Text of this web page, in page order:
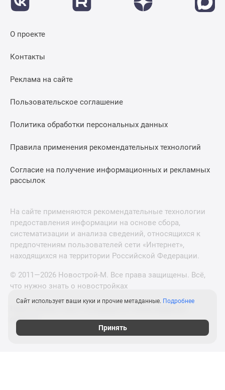
О проекте
Контакты
Реклама на сайте
Пользовательское соглашение
Политика обработки персональных данных
Правила применения рекомендательных технологий
Согласие на получение информационных и рекламных
рассылок
На сайте применяются рекомендательные технологии
предоставления информации на основе сбора,
систематизации и анализа сведений, относящихся к
предпочтениям пользователей сети «Интернет»,
находящихся на территории Российской Федерации.
© 2011—2026 Новострой-М. Все права защищены. Всё,
что нужно знать о новостройках
области
Сайт использует ваши куки и прочие метаданные. Подробнее
Принять